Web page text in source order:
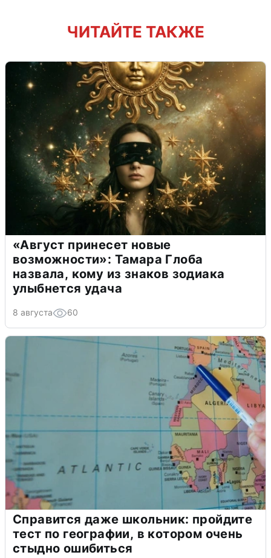
ЧИТАЙТЕ ТАКЖЕ
«Август принесет новые
возможности»: Тамара Глоба
назвала, кому из знаков зодиака
улыбнется удача
8 августа 60
Справится даже школьник: пройдите
тест по географии, в котором очень
стыдно ошибиться